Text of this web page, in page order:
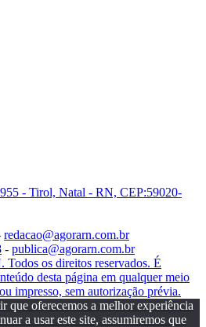
- Tirol, Natal - RN, CEP:59020-
redacao@agorarn.com.br
- publica@agorarn.com.br
os direitos reservados. É
desta página em qualquer meio
impresso, sem autorização prévia.
que oferecemos a melhor experiência
a usar este site, assumiremos que